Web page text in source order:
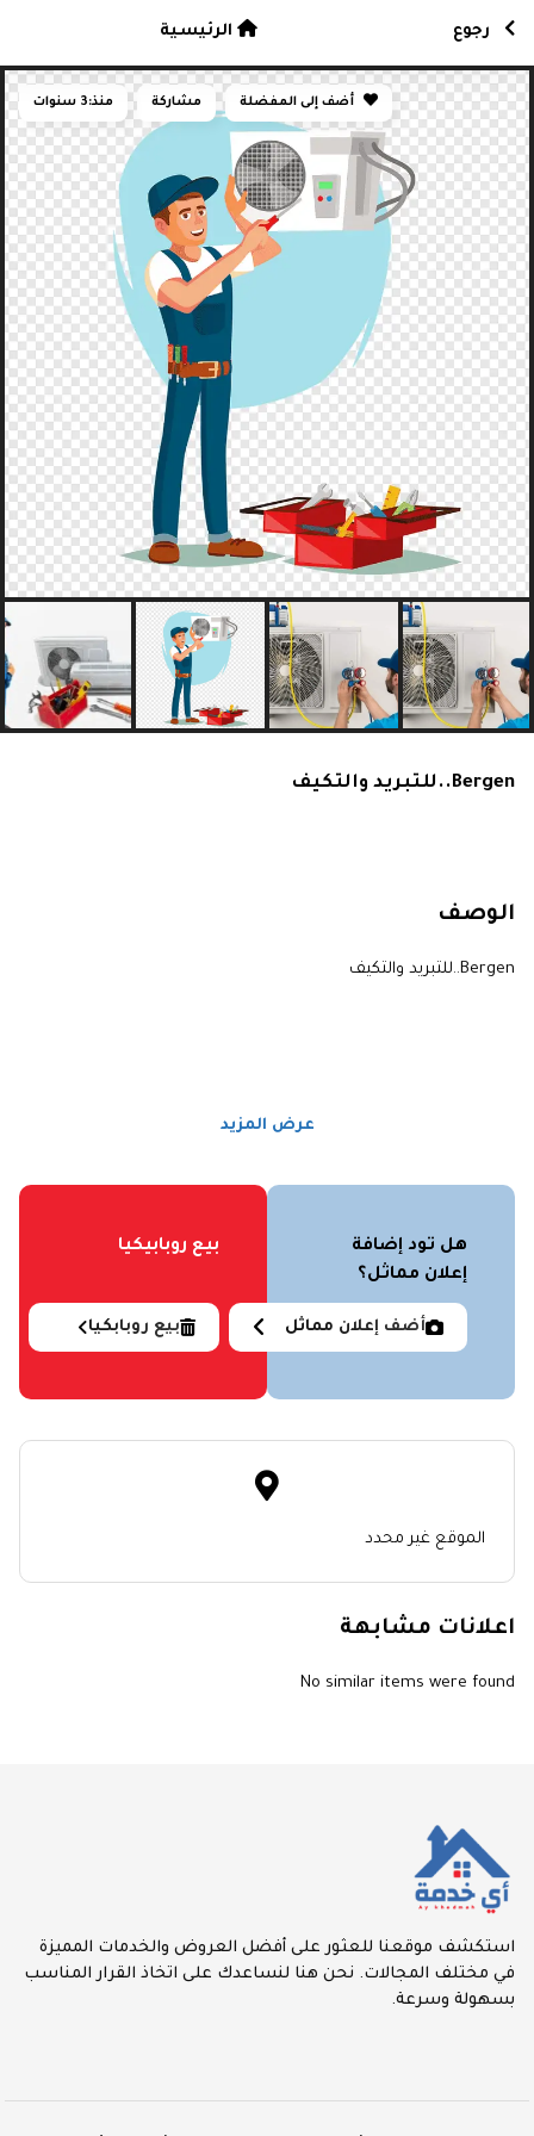
أضف إلى المفضلة مشاركة منذ:3 سنوات
Bergen..للتبريد والتكيف
الوصف
Bergen..للتبريد والتكيف
عرض المزيد
هل تود إضافة
إعلان مماثل؟
أضف إعلان مماثل
بيع روبابيكيا
بيع روبابكيا
الموقع غير محدد
رجوع الرئيسية
اعلانات مشابهة
No similar items were found
استكشف موقعنا للعثور على أفضل العروض والخدمات المميزة
في مختلف المجالات. نحن هنا لنساعدك على اتخاذ القرار المناسب
بسهولة وسرعة.